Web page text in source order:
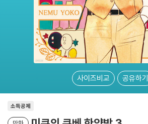
사이즈비교 공유하기
소득공제